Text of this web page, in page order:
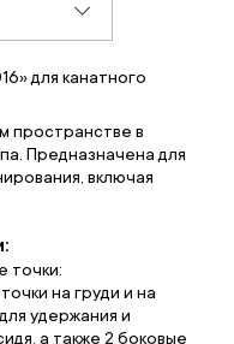
для канатного
пространстве в
Предназначена для
включая
точки:
на груди и на
удержания и
а также 2 боковые